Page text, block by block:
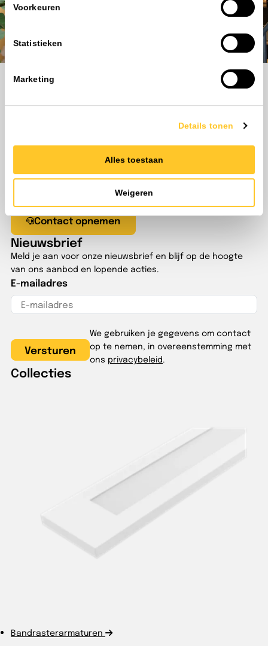
Voorkeuren
Statistieken
Marketing
Details tonen
Alles toestaan
Weigeren
Neem contact op
Accessoires Plafond- en wandarmaturen
Klantenservice
Contact opnemen
Nieuwsbrief
Meld je aan voor onze nieuwsbrief en blijf op de hoogte
van ons aanbod en lopende acties.
E-mailadres
We gebruiken je gegevens om contact
op te nemen, in overeenstemming met
ons privacybeleid.
Collecties
Bandrasterarmaturen